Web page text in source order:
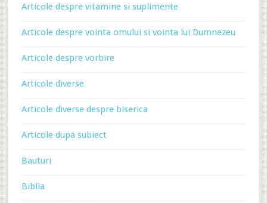
Articole despre vitamine si suplimente
Articole despre vointa omului si vointa lui Dumnezeu
Articole despre vorbire
Articole diverse
Articole diverse despre biserica
Articole dupa subiect
Bauturi
Biblia